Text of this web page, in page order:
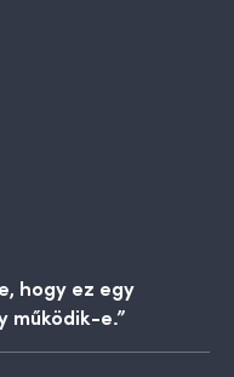
hogy ez egy
működik-e.”